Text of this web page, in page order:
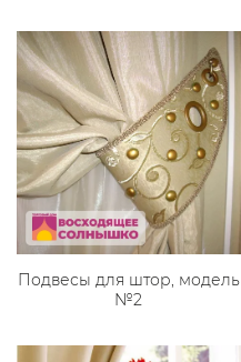
Подвесы для штор, модель
№2